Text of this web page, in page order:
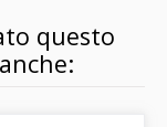
questo